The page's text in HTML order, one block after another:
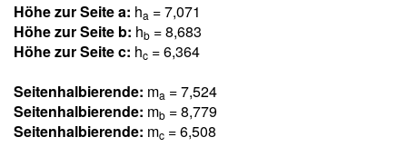
Höhe zur Seite a: ha = 7,071
Höhe zur Seite b: hb = 8,683
Höhe zur Seite c: hc = 6,364
Seitenhalbierende: ma = 7,524
Seitenhalbierende: mb = 8,779
Seitenhalbierende: mc = 6,508